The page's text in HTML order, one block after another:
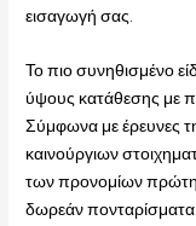
εισαγωγή σας.
Το πιο συνηθισμένο
ύψους κατάθεσης με
Σύμφωνα με έρευνες
καινούργιων
των προνομίων
δωρεάν